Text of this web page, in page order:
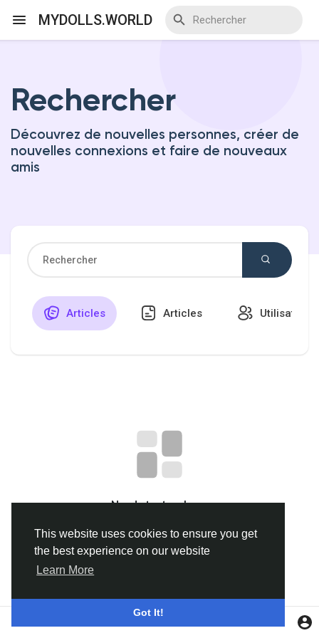
This website uses cookies to ensure you get
the best experience on our website
Learn More
Got It!
MYDOLLS.WORLD
Discover Events
My Events
aimé les pages
Popular Posts
Rechercher
Découvrez de nouvelles personnes, créer de
nouvelles connexions et faire de nouveaux
amis
Articles Articles Utilisateurs
No data to show